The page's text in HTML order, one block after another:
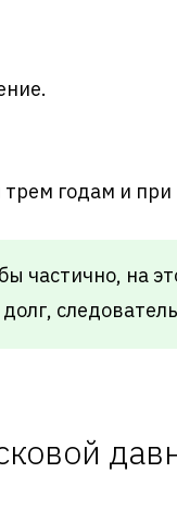
годам и
частично, на